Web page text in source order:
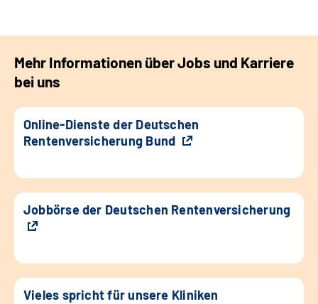
Mehr Informationen über Jobs und Karriere
bei uns
Online-Dienste der Deutschen
Rentenversicherung Bund
Jobbörse der Deutschen Rentenversicherung
Vieles spricht für unsere Kliniken